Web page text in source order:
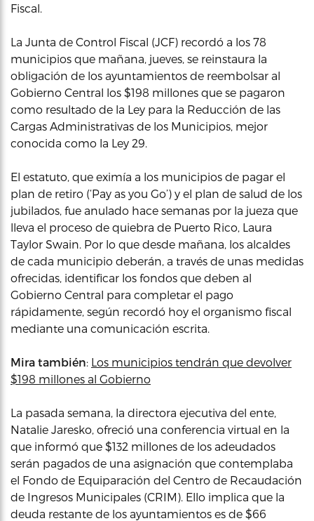
Fiscal.
La Junta de Control Fiscal (JCF) recordó a los 78
municipios que mañana, jueves, se reinstaura la
obligación de los ayuntamientos de reembolsar al
Gobierno Central los $198 millones que se pagaron
como resultado de la Ley para la Reducción de las
Cargas Administrativas de los Municipios, mejor
conocida como la Ley 29.
El estatuto, que eximía a los municipios de pagar el
plan de retiro (‘Pay as you Go’) y el plan de salud de los
jubilados, fue anulado hace semanas por la jueza que
lleva el proceso de quiebra de Puerto Rico, Laura
Taylor Swain. Por lo que desde mañana, los alcaldes
de cada municipio deberán, a través de unas medidas
ofrecidas, identificar los fondos que deben al
Gobierno Central para completar el pago
rápidamente, según recordó hoy el organismo fiscal
mediante una comunicación escrita.
Mira también: Los municipios tendrán que devolver
$198 millones al Gobierno
La pasada semana, la directora ejecutiva del ente,
Natalie Jaresko, ofreció una conferencia virtual en la
que informó que $132 millones de los adeudados
serán pagados de una asignación que contemplaba
el Fondo de Equiparación del Centro de Recaudación
de Ingresos Municipales (CRIM). Ello implica que la
deuda restante de los ayuntamientos es de $66